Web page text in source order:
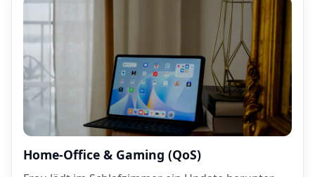
Home-Office & Gaming (QoS)